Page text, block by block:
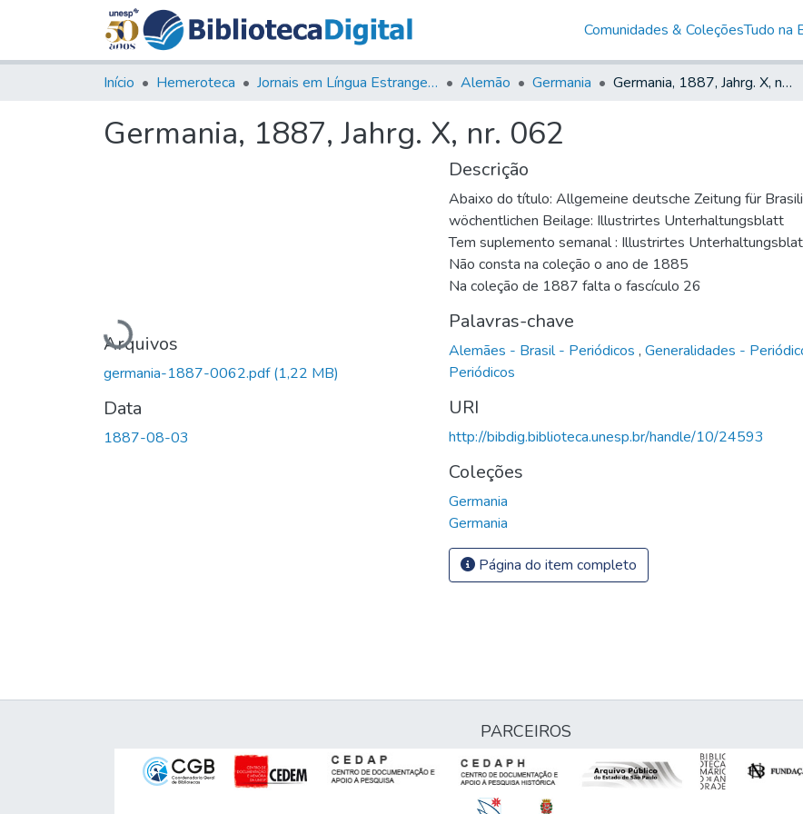
Comunidades & ColeçõesTudo na
Início Hemeroteca Jornais em Língua Estrangeira Alemão Germania Germania, 1887, Jahrg. X, nr. 062
Germania, 1887, Jahrg. X, nr. 062
Carregando...
Arquivos
germania-1887-0062.pdf(1,22 MB)
Data
1887-08-03
Descrição
Abaixo do título: Allgemeine deutsche Zeitung für
wöchentlichen Beilage: Illustrirtes Unterhaltungsblatt
Tem suplemento semanal : Illustrirtes
Não consta na coleção o ano de 1885
Na coleção de 1887 falta o fascículo 26
Palavras-chave
Alemães - Brasil - Periódicos , Generalidades -
Periódicos
URI
http://bibdig.biblioteca.unesp.br/handle/10/24593
Coleções
Germania
Germania
Página do item completo
PARCEIROS